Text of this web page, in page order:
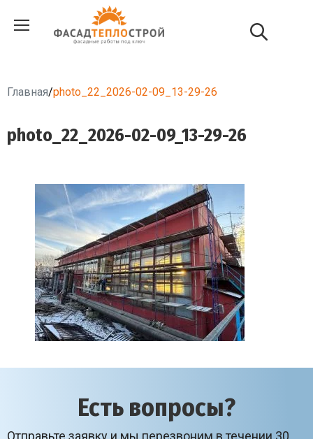
Главная/photo_22_2026-02-09_13-29-26
photo_22_2026-02-09_13-29-26
Есть вопросы?
Отправьте заявку и мы перезвоним в течении 30